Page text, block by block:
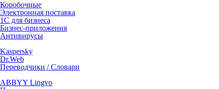
Коробочные
Электронная поставка
1С для бизнеса
Бизнес-приложения
Антивирусы
Kaspersky
Dr.Web
Переводчики / Словари
ABBYY Lingvo